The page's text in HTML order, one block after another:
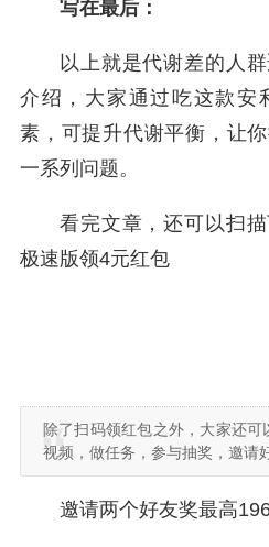
写在最后：
以上就是代谢差的人
介绍，大家通过吃这款安
素，可提升代谢平衡，让
一系列问题。
看完文章，还可以扫
极速版领4元红包
除了扫码领红包之外，大家还
视频，做任务，参与抽奖，邀请
邀请两个好友奖最高